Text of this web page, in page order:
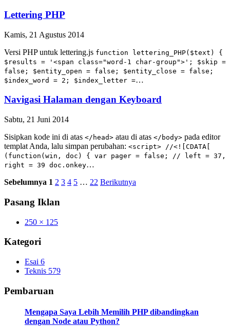
Lettering PHP
Kamis, 21 Agustus 2014
Versi PHP untuk lettering.js function lettering_PHP($text) {
$results = '<span class="word-1 char-group">'; $skip =
false; $entity_open = false; $entity_close = false;
$index_word = 2; $index_letter =…
Navigasi Halaman dengan Keyboard
Sabtu, 21 Juni 2014
Sisipkan kode ini di atas </head> atau di atas </body> pada editor
templat Anda, lalu simpan perubahan: <script> //<![CDATA[
(function(win, doc) { var pager = false; // left = 37,
right = 39 doc.onkey…
Sebelumnya 1 2 3 4 5 … 22 Berikutnya
Pasang Iklan
250 × 125
Kategori
Esai 6
Teknis 579
Pembaruan
Mengapa Saya Lebih Memilih PHP dibandingkan
dengan Node atau Python?